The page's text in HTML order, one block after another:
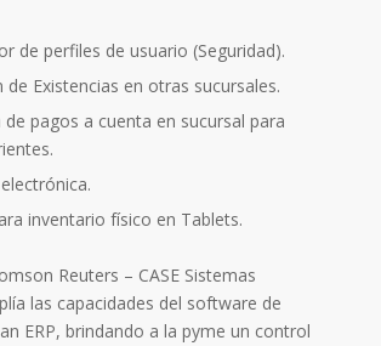
de perfiles de usuario (Seguridad).
de Existencias en otras sucursales.
de pagos a cuenta en sucursal para
inventario físico en Tablets.
Reuters – CASE Sistemas
las capacidades del software de
ERP, brindando a la pyme un control